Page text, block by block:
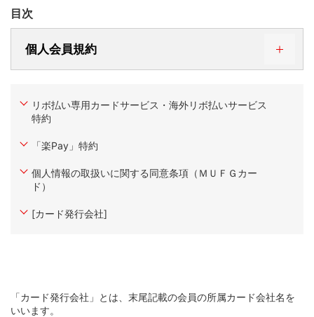
目次
個人会員規約
第1章 本契約の成立
第1条 （定義）
第2条 （本契約の申込と成立）
第4条 （特約）
第1款 カード等の管理等
リボ払い専用カードサービス・海外リボ払いサービス
特約
「楽Pay」特約
個人情報の取扱いに関する同意条項（ＭＵＦＧカー
ド）
[カード発行会社]
「カード発行会社」とは、末尾記載の会員の所属カード会社名を
いいます。